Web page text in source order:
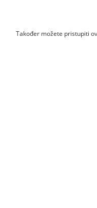
Također možete pristupiti